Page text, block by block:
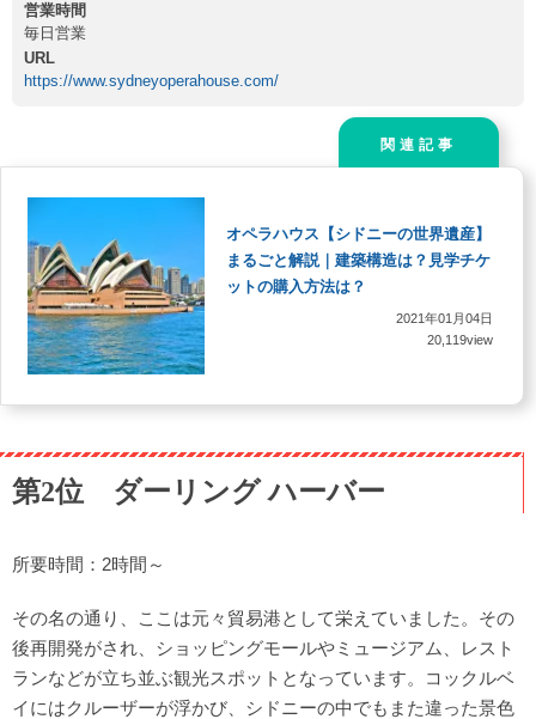
営業時間
毎日営業
URL
https://www.sydneyoperahouse.com/
関連記事
オペラハウス【シドニーの世界遺産】
まるごと解説｜建築構造は？見学チケ
ットの購入方法は？
2021年01月04日
20,119view
第2位 ダーリング ハーバー
所要時間：2時間～
その名の通り、ここは元々貿易港として栄えていました。その
後再開発がされ、ショッピングモールやミュージアム、レスト
ランなどが立ち並ぶ観光スポットとなっています。コックルベ
イにはクルーザーが浮かび、シドニーの中でもまた違った景色